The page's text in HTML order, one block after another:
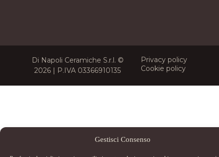
Gestisci Consenso
Di Napoli Ceramiche S.r.l. ©
2026 | P.IVA 03366910135
Privacy policy
Cookie policy